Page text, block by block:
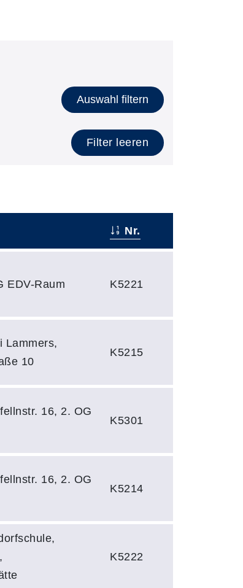
Auswahl filtern
Filter leeren
Nr.
EDV-Raum K5221
Lammers,
10
K5215
16, 2. OG
K5301
16, 2. OG
K5214
K5222